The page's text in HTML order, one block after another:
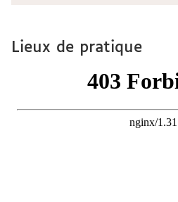
Lieux de pratique